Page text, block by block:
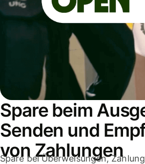
Spare beim
Senden und
von Zahlungen
Spare bei Überweisungen,